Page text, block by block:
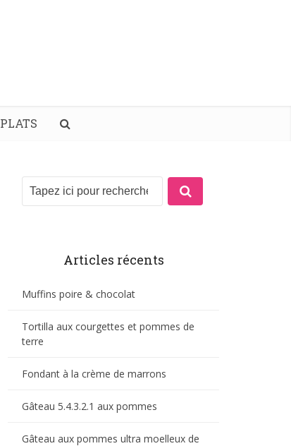
PLATS
Articles récents
Muffins poire & chocolat
Tortilla aux courgettes et pommes de
terre
Fondant à la crème de marrons
Gâteau 5.4.3.2.1 aux pommes
Gâteau aux pommes ultra moelleux de